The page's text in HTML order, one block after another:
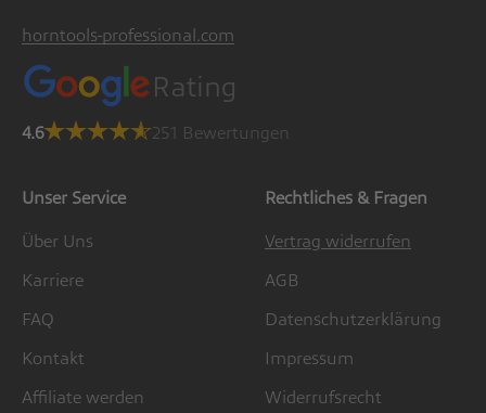
horntools-professional.com
Rating
4.6 251 Bewertungen
Unser Service
Über Uns
Karriere
FAQ
Kontakt
Affiliate werden
Rechtliches & Fragen
Vertrag widerrufen
AGB
Datenschutzerklärung
Impressum
Widerrufsrecht